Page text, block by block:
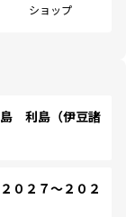
ショップ
利島（伊豆諸
２７～２０２